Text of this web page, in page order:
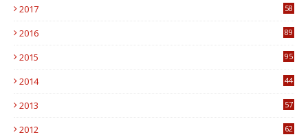
2017
58
2016
89
2015
95
2014
44
2013
57
2012
62